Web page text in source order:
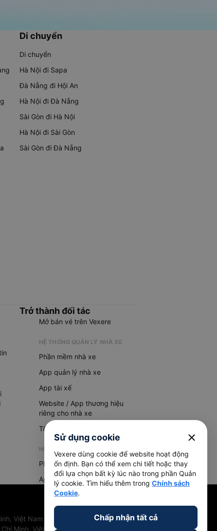
Di chuyển
Di chuyển
Hà Nội đi Sapa
Đà Nẵng đi Hội An
Hà Nội đi Đà Nẵng
Sài Gòn đi Hà Nội
Hà Nội đi Sài Gòn
Sài Gòn đi Đà Nẵng
Trở thành đối tác
Mở bán vé trên Vexere
HỆ THỐNG QUẢN LÝ NHÀ XE
Phần mềm nhà xe
App quản lý nhà xe
App tài xế
Website / App thương hiệu
riêng cho nhà xe
Tổng đài AI
HỆ THỐNG QUẢN LÝ HÀNG HOÁ
Phần mềm quản lý hàng hoá
App quản lý hàng hoá
Việt Nam
Minh, Việt Nam
Sử dụng cookie close
Vexere dùng cookie để website hoạt động
ổn định. Bạn có thể xem chi tiết hoặc thay
đổi lựa chọn bất kỳ lúc nào trong phần Quản
lý cookie. Tìm hiểu thêm trong Chính sách
Cookie.
Chấp nhận tất cả